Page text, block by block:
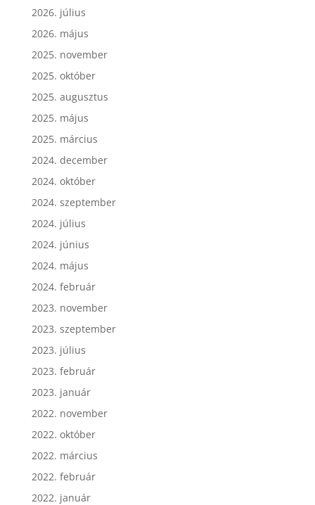
2026. július
2026. május
2025. november
2025. október
2025. augusztus
2025. május
2025. március
2024. december
2024. október
2024. szeptember
2024. július
2024. június
2024. május
2024. február
2023. november
2023. szeptember
2023. július
2023. február
2023. január
2022. november
2022. október
2022. március
2022. február
2022. január